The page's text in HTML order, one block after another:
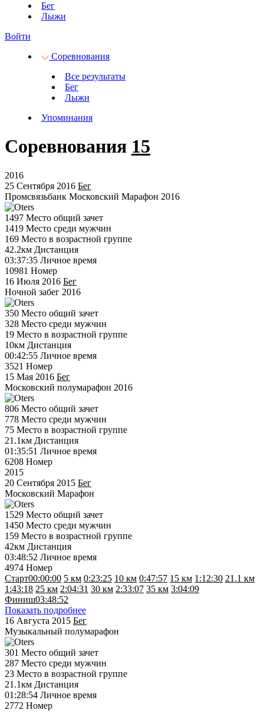
Бег
Лыжи
Войти
Соревнования
Все результаты
Бег
Лыжи
Упоминания
Соревнования 15
2016
25 Сентября 2016 Бег
Промсвязьбанк Московский Марафон 2016
1497 Место общий зачет
1419 Место среди мужчин
169 Место в возрастной группе
42.2км Дистанция
03:37:35 Личное время
10981 Номер
16 Июля 2016 Бег
Ночной забег 2016
350 Место общий зачет
328 Место среди мужчин
19 Место в возрастной группе
10км Дистанция
00:42:55 Личное время
3521 Номер
15 Мая 2016 Бег
Московский полумарафон 2016
806 Место общий зачет
778 Место среди мужчин
75 Место в возрастной группе
21.1км Дистанция
01:35:51 Личное время
6208 Номер
2015
20 Сентября 2015 Бег
Московский Марафон
1529 Место общий зачет
1450 Место среди мужчин
159 Место в возрастной группе
42км Дистанция
03:48:52 Личное время
4974 Номер
Старт00:00:00 5 км 0:23:25 10 км 0:47:57 15 км 1:12:30 21.1 км
1:43:18 25 км 2:04:31 30 км 2:33:07 35 км 3:04:09
Финиш03:48:52
Показать подробнее
16 Августа 2015 Бег
Музыкальный полумарафон
301 Место общий зачет
287 Место среди мужчин
23 Место в возрастной группе
21.1км Дистанция
01:28:54 Личное время
2772 Номер